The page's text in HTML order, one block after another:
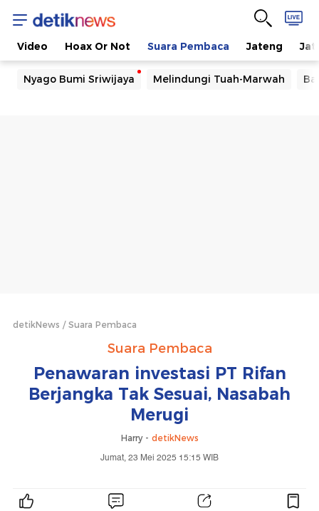
Video Hoax Or Not Suara Pembaca Jateng
Nyago Bumi Sriwijaya Melindungi Tuah-Marwah
detikNews Suara Pembaca
Suara Pembaca
Penawaran investasi PT Rifan
Berjangka Tak Sesuai, Nasabah
Merugi
Harry - detikNews
Jumat, 23 Mei 2025 15:15 WIB